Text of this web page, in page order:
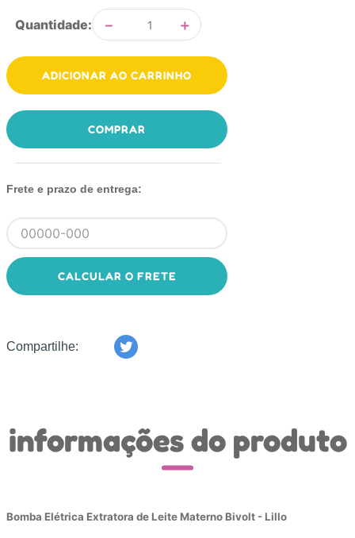
Quantidade ＋
－
ADICIONAR AO CARRINHO
COMPRAR
Frete e prazo de entrega:
CALCULAR O FRETE
Compartilhe:
informações do produto
Bomba Elétrica Extratora de Leite Materno Bivolt - Lillo